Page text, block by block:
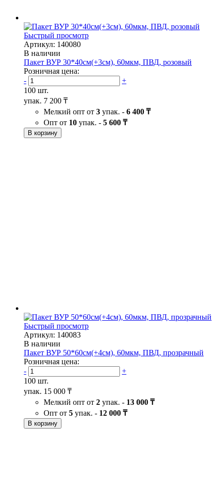
Быстрый просмотр
Артикул: 140080
В наличии
Пакет ВУР 30*40см(+3см), 60мкм, ПВД, розовый
Розничная цена:
-
+
100 шт.
упак. 7 200 ₸
Мелкий опт от 3 упак. - 6 400 ₸
Опт от 10 упак. - 5 600 ₸
В корзину
Быстрый просмотр
Артикул: 140083
В наличии
Пакет ВУР 50*60см(+4см), 60мкм, ПВД, прозрачный
Розничная цена:
-
+
100 шт.
упак. 15 000 ₸
Мелкий опт от 2 упак. - 13 000 ₸
Опт от 5 упак. - 12 000 ₸
В корзину